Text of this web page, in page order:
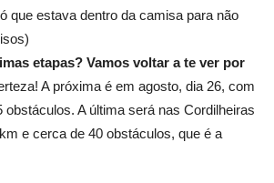
que estava dentro da camisa para não
etapas? Vamos voltar a te ver por
A próxima é em agosto, dia 26, com
obstáculos. A última será nas Cordilheiras
e cerca de 40 obstáculos, que é a